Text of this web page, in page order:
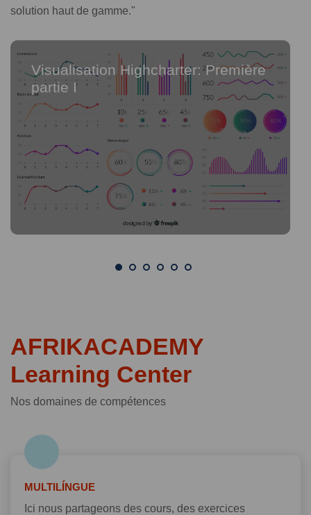
solution haut de gamme."
Visualisation Highcharter: Première
partie I
AFRIKACADEMY
Learning Center
Nos domaines de compétences
MULTILÍNGUE
Ici nous partageons des cours, des exercices